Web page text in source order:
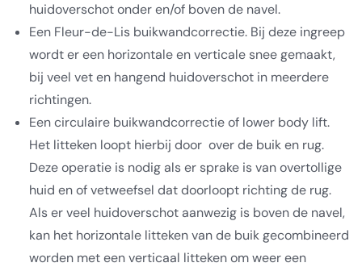
huidoverschot onder en/of boven de navel.
Een Fleur-de-Lis buikwandcorrectie. Bij deze ingreep
wordt er een horizontale en verticale snee gemaakt,
bij veel vet en hangend huidoverschot in meerdere
richtingen.
Een circulaire buikwandcorrectie of lower body lift.
Het litteken loopt hierbij door over de buik en rug.
Deze operatie is nodig als er sprake is van overtollige
huid en of vetweefsel dat doorloopt richting de rug.
Als er veel huidoverschot aanwezig is boven de navel,
kan het horizontale litteken van de buik gecombineerd
worden met een verticaal litteken om weer een